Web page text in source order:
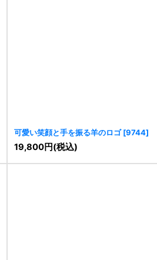
可愛い笑顔と手を振る羊のロゴ [9744]
19,800円(税込)